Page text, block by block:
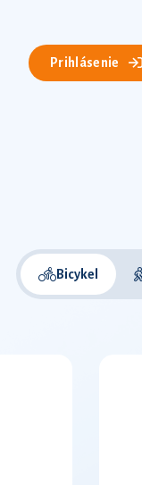
Prihlásenie
Bicykel